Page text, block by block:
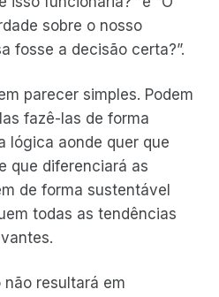
sobre o nosso
fosse a decisão certa?”.
parecer simples. Podem
fazê-las de forma
lógica aonde quer que
que diferenciará as
de forma sustentável
todas as tendências
resultará em